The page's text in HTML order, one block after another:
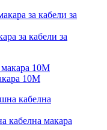
за кабели за
10M
кабелна макара